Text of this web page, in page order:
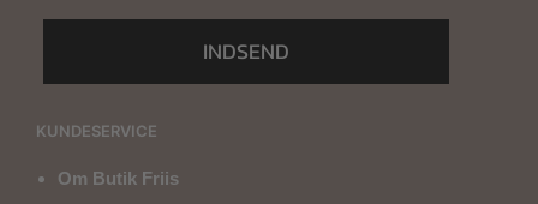
INDSEND
KUNDESERVICE
Om Butik Friis